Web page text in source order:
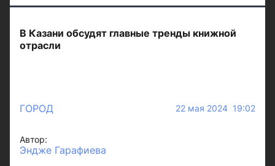
В Казани обсудят главные тренды книжной
отрасли
ГОРОД 22 мая 2024 19:02
Автор:
Эндже Гарафиева